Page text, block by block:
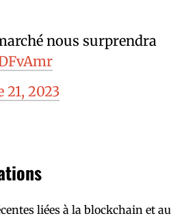
nous surprendra
21, 2023
liées à la blockchain et